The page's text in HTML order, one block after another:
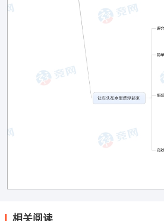
相关阅读